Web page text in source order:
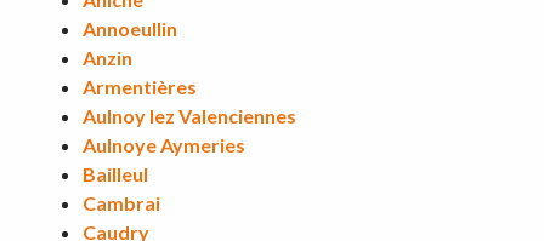
Annoeullin
Anzin
Armentières
Aulnoy lez Valenciennes
Aulnoye Aymeries
Bailleul
Cambrai
Caudry